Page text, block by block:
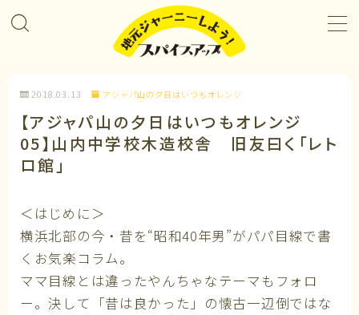
プロジェクト＆カレンダー
コラボレーション
メンバーになる
私たちについて
2018.03.13 アジャパ山の夕日はいつもオレンジ
【アジャパ山の夕日はいつもオレンジ
05】山内中学校木造校舎 旧友曰く「レト
ロ館」
＜はじめに＞
横浜北部の今・昔を“昭和40年男”がパパ目線で書
くお気楽コラム。
ママ目線とは違ったやんちゃなテーマもフォロ
ー。決して「昔は良かった」の懐古一辺倒ではな